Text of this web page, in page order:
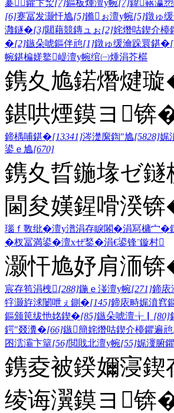
褰鑺卞洯[7]鏂板煄澶у帵[7]鍏簵瀛
[6]蹇冨发灏忓尯[5]鏅ぉ澶у帵[5]鐓ゅ
灉鐩�[3]閮藉競鏄ュぉ[2]姹熸咕鍥介檯
�[2]鏃朵唬鏂伴兘[1]鐓ゅ缓瀹跺睘鍖�
帵鍖楄嫅鐜崼澶у帵绾㈠煄涓芥櫙
鎸夊尯鍩熸煡
鍖哄煙鏌ヨ锛
鍗楀哺鍖�[13341]涔濋緳鍧″尯[5828]娓
鍙ｅ尯[670]
鎸夊晢鍦堟ゼ
閫夋嫨鍟嗗湀
瑙ｆ斁纰�澶у潽涓存睙闂�涓冩槦宀�
�杈冨満鍙�澶хぜ鍫�涓€鍙锋ˉ鏇村
灏忓尯妤肩洏
宸存笣涓栧[288]鍦ｅ湴澶у帵[271]鍗庡
牸灏斿浗闄呭ぇ鍘�[145]鍗庡畤娓濆窞
鏂颁笢绂忚姳鍥�[85]鏃朵唬澶╁▏ [80]
鍔″叕瀵�[66]鏃簡姹熸咕鍥介檯鑺遍兘
囨澐灞卞簞[56]閲戝北澶у帵[55]娓濅腑
鎸夌被鍨嬭寖
绫诲瀷鏌ヨ锛